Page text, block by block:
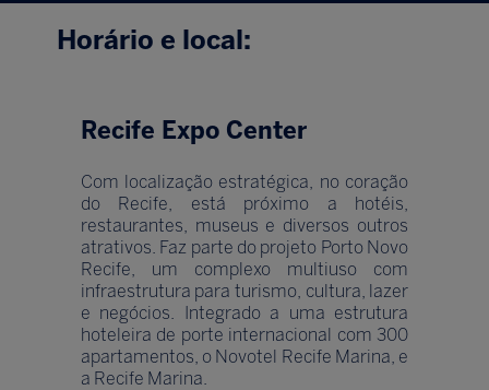
Horário e local:
Recife Expo Center
Com localização estratégica, no coração
do Recife, está próximo a hotéis,
restaurantes, museus e diversos outros
atrativos. Faz parte do projeto Porto Novo
Recife, um complexo multiuso com
infraestrutura para turismo, cultura, lazer
e negócios. Integrado a uma estrutura
hoteleira de porte internacional com 300
apartamentos, o Novotel Recife Marina, e
a Recife Marina.